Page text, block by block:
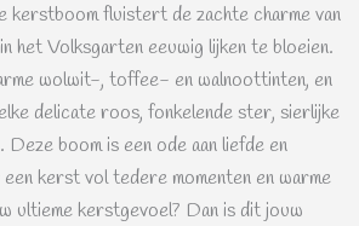
kerstboom fluistert de zachte charme van
het Volksgarten eeuwig lijken te bloeien.
wolwit-, toffee- en walnoottinten, en
delicate roos, fonkelende ster, sierlijke
boom is een ode aan liefde en
kerst vol tedere momenten en warme
ultieme kerstgevoel? Dan is dit jouw